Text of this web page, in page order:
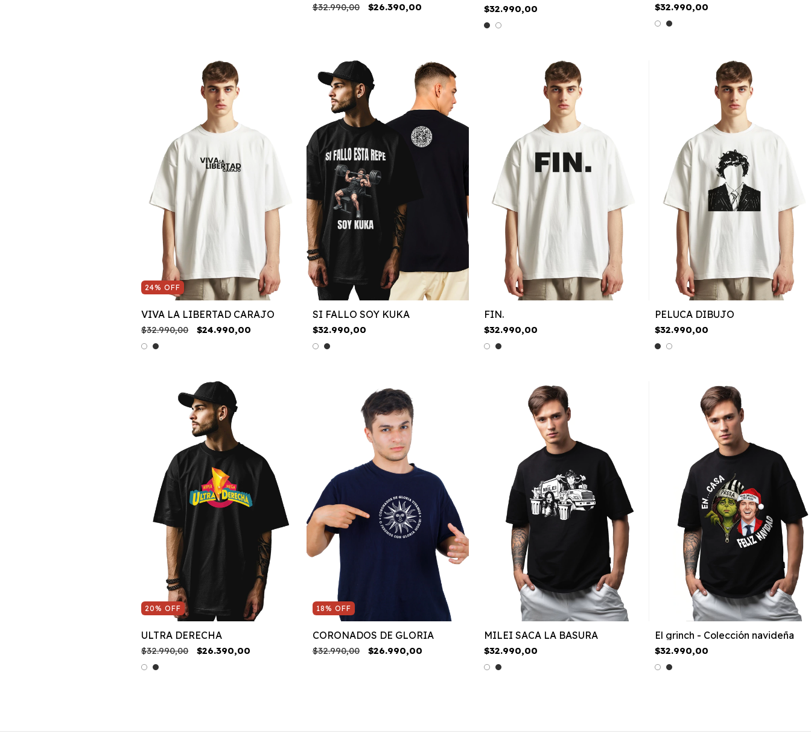
$32.990,00 $26.390,00 $32.990,00 $32.990,00
24% OFF
VIVA LA LIBERTAD CARAJO
$32.990,00 $24.990,00
SI FALLO SOY KUKA
$32.990,00
FIN.
$32.990,00
PELUCA DIBUJO
$32.990,00
20% OFF
ULTRA DERECHA
$32.990,00 $26.390,00
18% OFF
CORONADOS DE GLORIA
$32.990,00 $26.990,00
MILEI SACA LA BASURA
$32.990,00
El grinch - Colección navideña
$32.990,00